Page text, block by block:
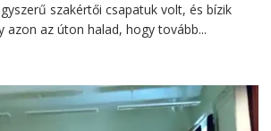
szakértői csapatuk volt, és bízik
azon az úton halad, hogy tovább...